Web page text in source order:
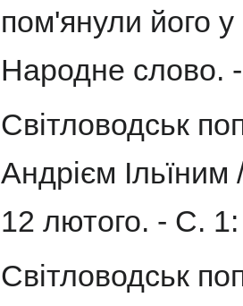
пом'янули його
Народне слово.
Світловодськ
Андрієм Ільїним
12 лютого. - С.
Світловодськ